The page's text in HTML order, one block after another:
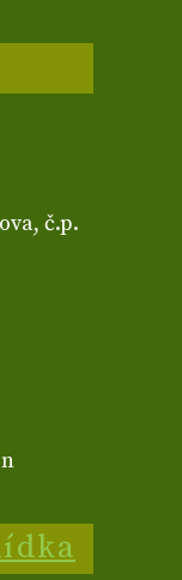
č.p.